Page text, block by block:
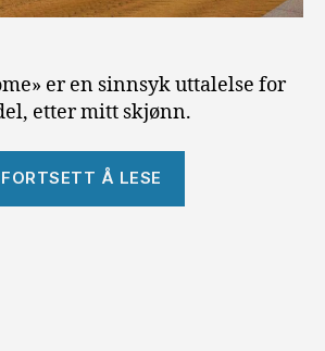
er en sinnsyk uttalelse for
etter mitt skjønn.
FORTSETT Å LESE